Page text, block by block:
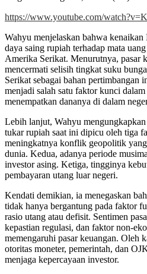
https://www.youtube.com/
Wahyu menjelaskan bahwa
daya saing rupiah terhadap mata
Amerika Serikat. Menurutnya, pasar
mencermati selisih tingkat suku
Serikat sebagai bahan pertimbangan
menjadi salah satu faktor kunci
menempatkan dananya di dalam
Lebih lanjut, Wahyu
tukar rupiah saat ini dipicu oleh tiga
meningkatnya konflik geopolitik
dunia. Kedua, adanya periode
investor asing. Ketiga, tingginya
pembayaran utang luar negeri.
Kendati demikian, ia menegaskan
tidak hanya bergantung pada faktor
rasio utang atau defisit. Sentimen
kepastian regulasi, dan faktor non-
memengaruhi pasar keuangan. Oleh
otoritas moneter, pemerintah, dan
menjaga kepercayaan investor.